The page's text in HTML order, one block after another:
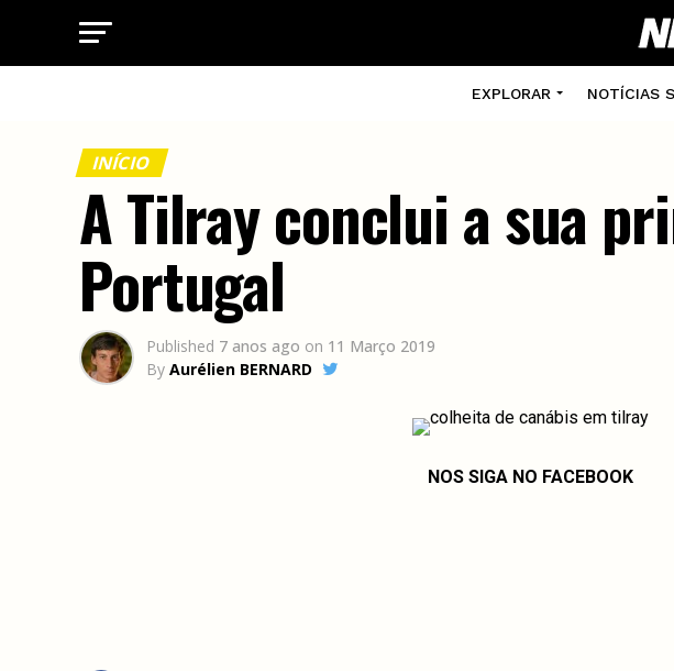
EXPLORAR NOTÍCIAS
INÍCIO
A Tilray conclui a sua
Portugal
Published 7 anos ago on 11 Março 2019
By Aurélien BERNARD
NOS SIGA NO FACEBOOK